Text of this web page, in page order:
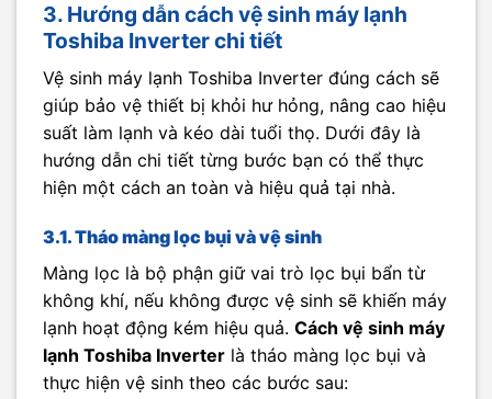
3. Hướng dẫn cách vệ sinh máy lạnh
Toshiba Inverter chi tiết
Vệ sinh máy lạnh Toshiba Inverter đúng cách sẽ
giúp bảo vệ thiết bị khỏi hư hỏng, nâng cao hiệu
suất làm lạnh và kéo dài tuổi thọ. Dưới đây là
hướng dẫn chi tiết từng bước bạn có thể thực
hiện một cách an toàn và hiệu quả tại nhà.
3.1. Tháo màng lọc bụi và vệ sinh
Màng lọc là bộ phận giữ vai trò lọc bụi bẩn từ
không khí, nếu không được vệ sinh sẽ khiến máy
lạnh hoạt động kém hiệu quả. Cách vệ sinh máy
lạnh Toshiba Inverter là tháo màng lọc bụi và
thực hiện vệ sinh theo các bước sau: